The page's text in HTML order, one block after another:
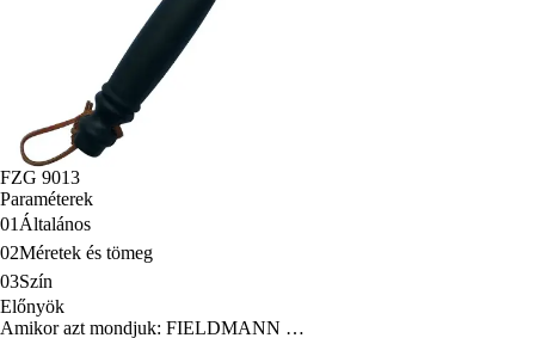
FZG 9013
Paraméterek
01 Általános
02Méretek és tömeg
03Szín
Előnyök
Amikor azt mondjuk: FIELDMANN …